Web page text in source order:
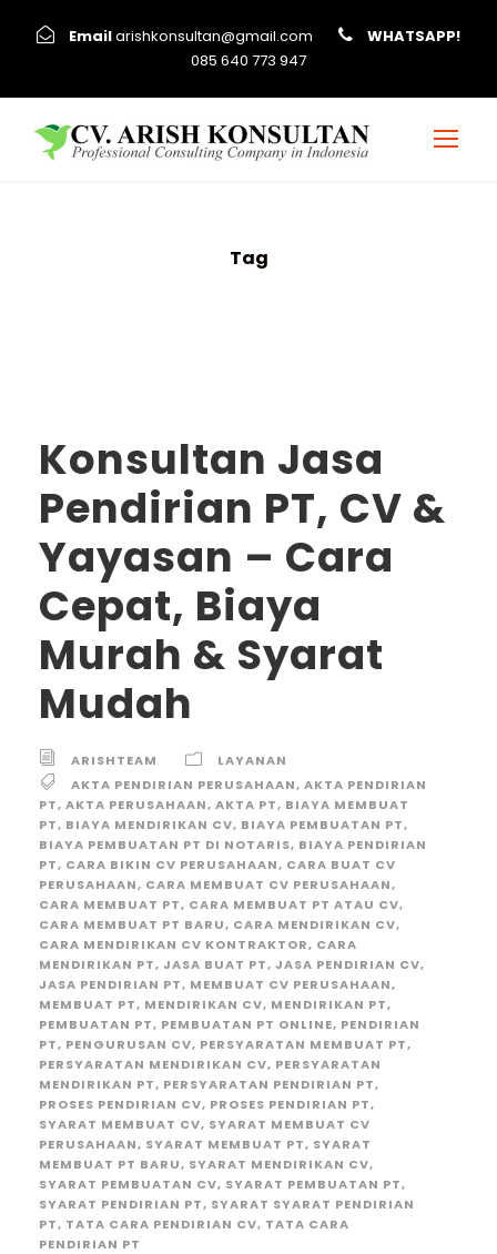
Emailarishkonsultan@gmail.com
WHATSAPP!
085 640 773 947
Tag
Konsultan Jasa
Pendirian PT, CV &
Yayasan – Cara
Cepat, Biaya
Murah & Syarat
Mudah
ARISHTEAM
LAYANAN
AKTA PENDIRIAN PERUSAHAAN, AKTA PENDIRIAN
PT, AKTA PERUSAHAAN, AKTA PT, BIAYA MEMBUAT
PT, BIAYA MENDIRIKAN CV, BIAYA PEMBUATAN PT,
BIAYA PEMBUATAN PT DI NOTARIS, BIAYA PENDIRIAN
PT, CARA BIKIN CV PERUSAHAAN, CARA BUAT CV
PERUSAHAAN, CARA MEMBUAT CV PERUSAHAAN,
CARA MEMBUAT PT, CARA MEMBUAT PT ATAU CV,
CARA MEMBUAT PT BARU, CARA MENDIRIKAN CV,
CARA MENDIRIKAN CV KONTRAKTOR, CARA
MENDIRIKAN PT, JASA BUAT PT, JASA PENDIRIAN CV,
JASA PENDIRIAN PT, MEMBUAT CV PERUSAHAAN,
MEMBUAT PT, MENDIRIKAN CV, MENDIRIKAN PT,
PEMBUATAN PT, PEMBUATAN PT ONLINE, PENDIRIAN
PT, PENGURUSAN CV, PERSYARATAN MEMBUAT PT,
PERSYARATAN MENDIRIKAN CV, PERSYARATAN
MENDIRIKAN PT, PERSYARATAN PENDIRIAN PT,
PROSES PENDIRIAN CV, PROSES PENDIRIAN PT,
SYARAT MEMBUAT CV, SYARAT MEMBUAT CV
PERUSAHAAN, SYARAT MEMBUAT PT, SYARAT
MEMBUAT PT BARU, SYARAT MENDIRIKAN CV,
SYARAT PEMBUATAN CV, SYARAT PEMBUATAN PT,
SYARAT PENDIRIAN PT, SYARAT SYARAT PENDIRIAN
PT, TATA CARA PENDIRIAN CV, TATA CARA
PENDIRIAN PT